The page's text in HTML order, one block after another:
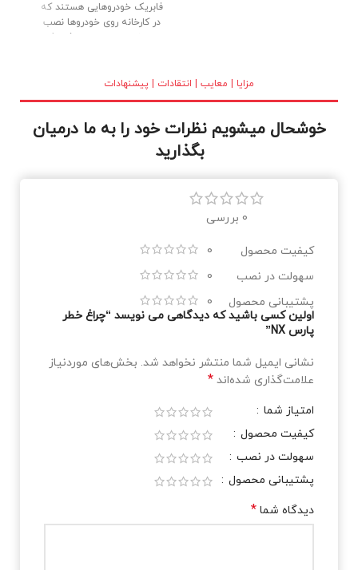
فابریک خودروهایی هستند که
در کارخانه روی خودروها نصب
می شوند. لامپ های فابریک
بازار عرضه شده اند. نور خوب و
طول عمر بالا از دلایل استقبال
مزایا | معایب | انتقادات | پیشنهادات
خوشحال میشویم نظرات خود را به ما درمیان
بگذارید
0 بررسی
کیفیت محصول
0
سهولت در نصب
0
پشتیبانی محصول
0
اولین کسی باشید که دیدگاهی می نویسد “چراغ خطر
پارس NX”
نشانی ایمیل شما منتشر نخواهد شد. بخش‌های موردنیاز
علامت‌گذاری شده‌اند *
امتیاز شما
کیفیت محصول
سهولت در نصب
پشتیبانی محصول
دیدگاه شما *